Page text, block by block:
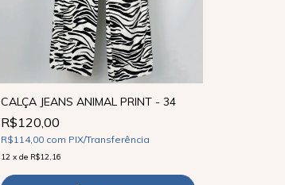
CALÇA JEANS ANIMAL PRINT - 34
R$120,00
R$114,00 com PIX/Transferência
12 x de R$12,16